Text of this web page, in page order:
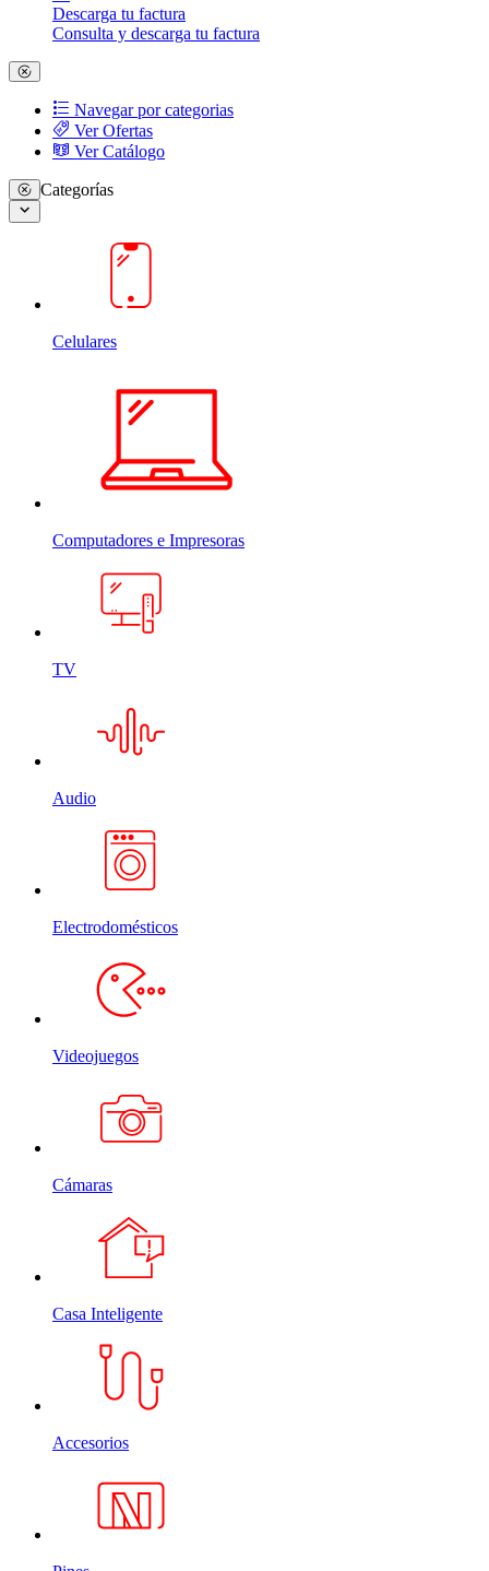
Descarga tu factura
Consulta y descarga tu factura
Navegar por categorias
Ver Ofertas
Ver Catálogo
Categorías
Celulares
Computadores e Impresoras
TV
Audio
Electrodomésticos
Videojuegos
Cámaras
Casa Inteligente
Accesorios